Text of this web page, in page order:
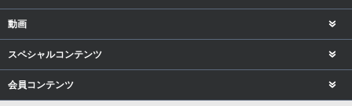
動画
スペシャルコンテンツ
会員コンテンツ